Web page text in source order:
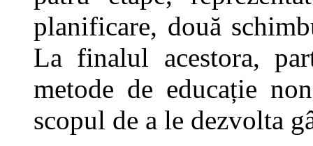
planificare, două
La finalul acestora,
metode de educație
scopul de a le dezvolta